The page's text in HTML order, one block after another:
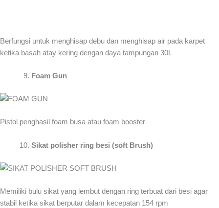
Berfungsi untuk menghisap debu dan menghisap air pada karpet
ketika basah atay kering dengan daya tampungan 30L
Foam Gun
Pistol penghasil foam busa atau foam booster
Sikat polisher ring besi (soft Brush)
Memiliki bulu sikat yang lembut dengan ring terbuat dari besi agar
stabil ketika sikat berputar dalam kecepatan 154 rpm